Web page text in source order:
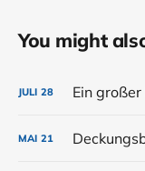
You might
JULI 28
MAI 21